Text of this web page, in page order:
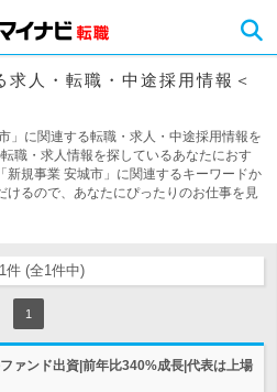
人・転職・中途採用情報＜
」に関連する転職・求人・中途採用情報を
職・求人情報を探しているあなたにおす
新規事業 安城市」に関連するキーワードか
けるので、あなたにぴったりのお仕事を見
件 (全1件中)
1
ァンド出資|前年比340%成長|代表は上場